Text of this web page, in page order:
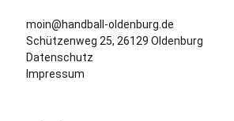
moin@handball-oldenburg.de
Schützenweg 25, 26129 Oldenburg
Datenschutz
Impressum